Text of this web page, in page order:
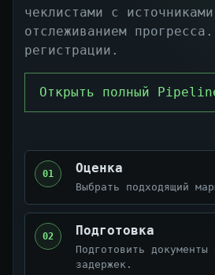
чеклистами с
отслеживанием
регистрации.
Открыть полный
01 Оценка
Выбрать подходящий
02 Подготовка
Подготовить
задержек.